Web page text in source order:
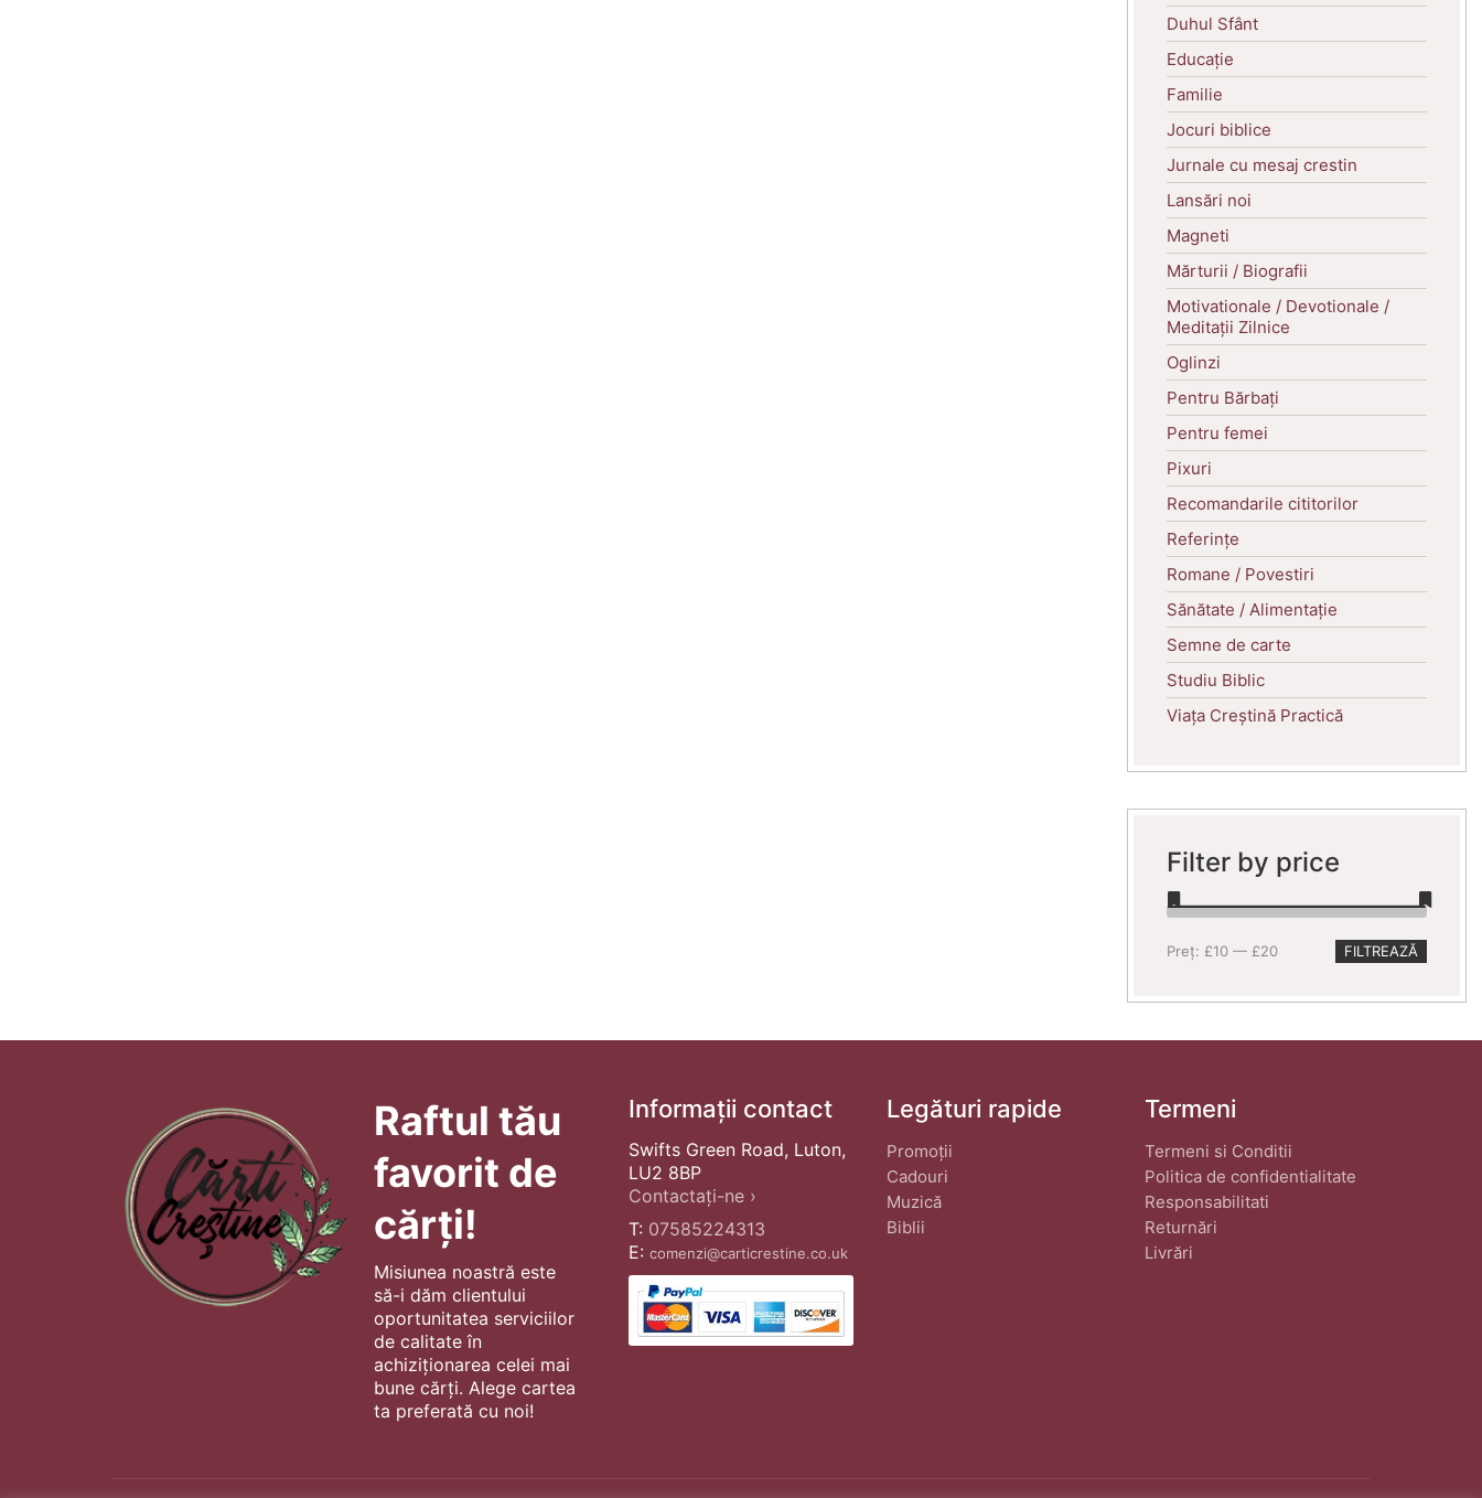
Duhul Sfânt
Educație
Familie
Jocuri biblice
Jurnale cu mesaj crestin
Lansări noi
Magneti
Mărturii / Biografii
Motivationale / Devotionale /
Meditații Zilnice
Oglinzi
Pentru Bărbați
Pentru femei
Pixuri
Recomandarile cititorilor
Referințe
Romane / Povestiri
Sănătate / Alimentație
Semne de carte
Studiu Biblic
Viața Creștină Practică
Filter by price
Preț
Preț
FILTREAZĂ
Preț: £10 — £20
Raftul tău
favorit de
cărți!
Misiunea noastră este
să-i dăm clientului
oportunitatea serviciilor
de calitate în
achiziționarea celei mai
bune cărți. Alege cartea
ta preferată cu noi!
Informații contact
Swifts Green Road, Luton,
LU2 8BP
Contactați-ne ›
T: 07585224313
E: comenzi@carticrestine.co.uk
Legături rapide
Promoții
Cadouri
Muzică
Biblii
Termeni
Termeni si Conditii
Politica de confidentialitate
Responsabilitati
Returnări
Livrări